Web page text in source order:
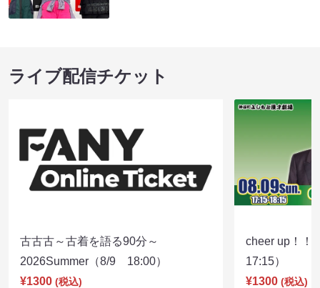
ライブ配信チケット
古古古～古着を語る90分～
2026Summer（8/9 18:00）
¥1300 (税込)
cheer up！
17:15）
¥1300 (税込)